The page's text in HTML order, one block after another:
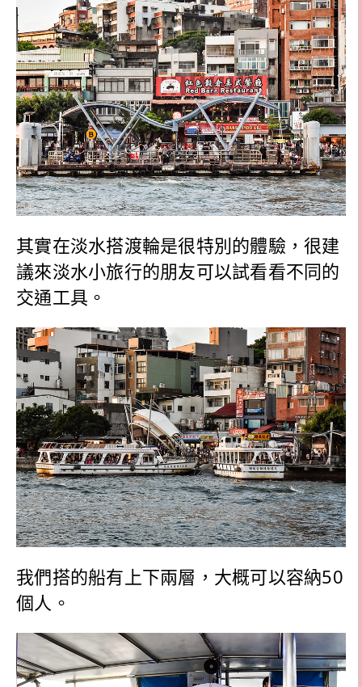
其實在淡水搭渡輪是很特別的體驗，很建
議來淡水小旅行的朋友可以試看看不同的
交通工具。
我們搭的船有上下兩層，大概可以容納50
個人。